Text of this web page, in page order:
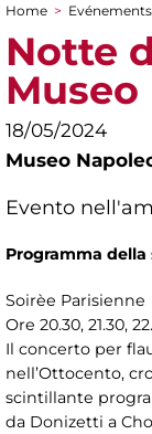
You are
Home > Evénements
Notte
18/05/2024
Museo
Evento
Programma della
Soirèe Parisienne
Ore 20.30, 21.30,
Il concerto per
nell’Ottocento,
scintillante
da Donizetti a